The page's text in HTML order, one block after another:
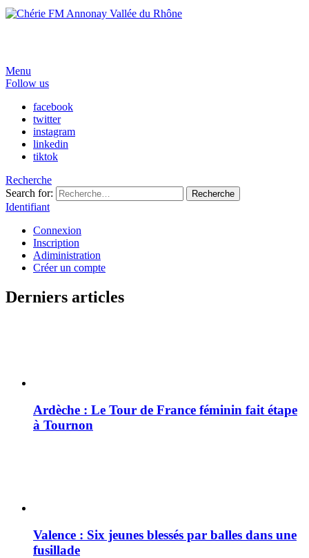
Menu
Follow us
facebook
twitter
instagram
linkedin
tiktok
Recherche
Search for:
Recherche
Identifiant
Connexion
Inscription
Adiministration
Créer un compte
Derniers articles
Ardèche : Le Tour de France féminin fait étape
à Tournon
Valence : Six jeunes blessés par balles dans une
fusillade